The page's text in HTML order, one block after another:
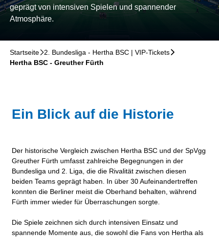
geprägt von intensiven Spielen und spannender
Atmosphäre.
Startseite􀆊2. Bundesliga - Hertha BSC | VIP-Tickets􀆊
Hertha BSC - Greuther Fürth
Ein Blick auf die Historie
Der historische Vergleich zwischen Hertha BSC und der SpVgg
Greuther Fürth umfasst zahlreiche Begegnungen in der
Bundesliga und 2. Liga, die die Rivalität zwischen diesen
beiden Teams geprägt haben. In über 30 Aufeinandertreffen
konnten die Berliner meist die Oberhand behalten, während
Fürth immer wieder für Überraschungen sorgte.
Die Spiele zeichnen sich durch intensiven Einsatz und
spannende Momente aus, die sowohl die Fans von Hertha als